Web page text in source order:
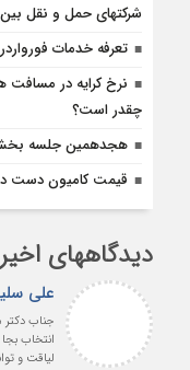
شرکتهای حمل و نقل بین
تعرفه خدمات فورواردری
نرخ کرایه در
چقدر است؟
هجدهمین جلسه بخش
قیمت کامیون دست دوم
دیدگاههای اخیر
علی
جناب
انتخاب
لیاقت و